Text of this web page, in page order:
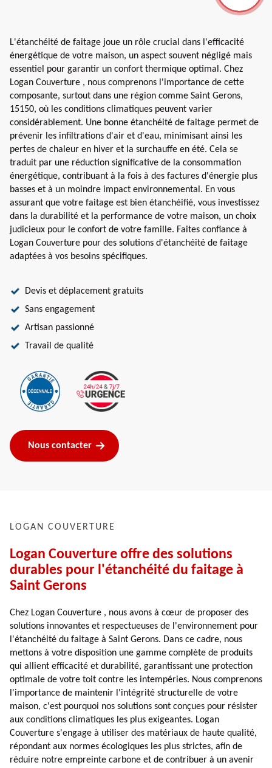
L'étanchéité de faitage joue un rôle crucial dans l'efficacité
énergétique de votre maison, un aspect souvent négligé mais
essentiel pour garantir un confort thermique optimal. Chez
Logan Couverture , nous comprenons l'importance de cette
composante, surtout dans une région comme Saint Gerons,
15150, où les conditions climatiques peuvent varier
considérablement. Une bonne étanchéité de faitage permet de
prévenir les infiltrations d'air et d'eau, minimisant ainsi les
pertes de chaleur en hiver et la surchauffe en été. Cela se
traduit par une réduction significative de la consommation
énergétique, contribuant à la fois à des factures d'énergie plus
basses et à un moindre impact environnemental. En vous
assurant que votre faitage est bien étanchéifié, vous investissez
dans la durabilité et la performance de votre maison, un choix
judicieux pour le confort de votre famille. Faites confiance à
Logan Couverture pour des solutions d'étanchéité de faitage
adaptées à vos besoins spécifiques.
Devis et déplacement gratuits
Sans engagement
Artisan passionné
Travail de qualité
Nous contacter
LOGAN COUVERTURE
Logan Couverture offre des solutions
durables pour l'étanchéité du faitage à
Saint Gerons
Chez Logan Couverture , nous avons à cœur de proposer des
solutions innovantes et respectueuses de l'environnement pour
l'étanchéité du faitage à Saint Gerons. Dans ce cadre, nous
mettons à votre disposition une gamme complète de produits
qui allient efficacité et durabilité, garantissant une protection
optimale de votre toit contre les intempéries. Nous comprenons
l'importance de maintenir l'intégrité structurelle de votre
maison, c'est pourquoi nos solutions sont conçues pour résister
aux conditions climatiques les plus exigeantes. Logan
Couverture s'engage à utiliser des matériaux de haute qualité,
répondant aux normes écologiques les plus strictes, afin de
réduire notre empreinte carbone et de contribuer à un avenir